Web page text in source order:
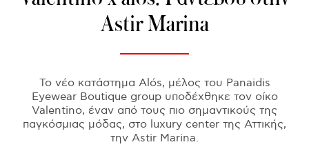
Astir Marina
Το νέο κατάστημα Alόs, μέλος του Panaidis
Eyewear Boutique group υποδέχθηκε τον οίκο
Valentino, έναν από τους πιο σημαντικούς της
παγκόσμιας μόδας, στο luxury center της Αττικής,
την Astir Marina.